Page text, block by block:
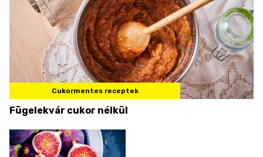
Cukormentes receptek
Fügelekvár cukor nélkül